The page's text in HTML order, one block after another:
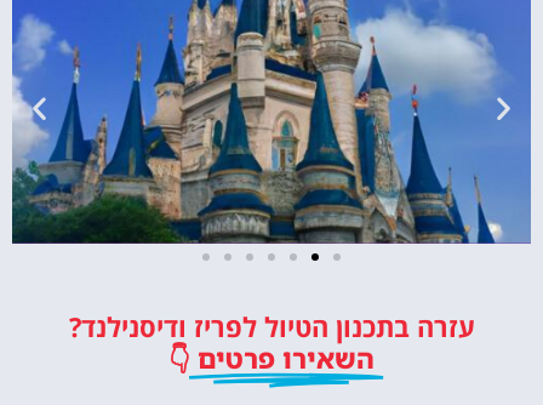
כרטיסי כניסה לפארק השעשועים
הכי מפורסם באירופה!
עזרה בתכנון הטיול לפריז ודיסנילנד?
השאירו פרטים 👇